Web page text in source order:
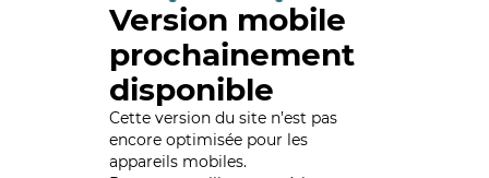
Version mobile
prochainement
disponible
Cette version du site n’est pas
encore optimisée pour les
appareils mobiles.